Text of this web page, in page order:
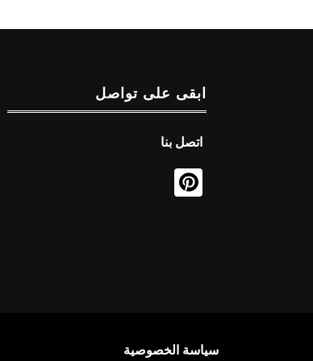
ابقى على تواصل
اتصل بنا
سياسة الخصوصية